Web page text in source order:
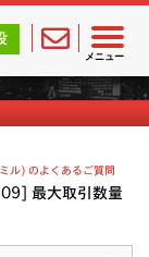
メニュー
料口座開設サポ
るご質問
ル) のよくあるご質問
最大取引数量